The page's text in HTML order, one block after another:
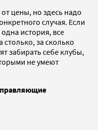
цены, но здесь надо
случая. Если
история, все
за сколько
забирать себе клубы,
не умеют